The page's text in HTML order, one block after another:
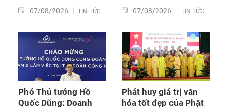
07/08/2026 TIN TỨC 07/08/2026 TIN TỨC
Phó Thủ tướng Hồ
Quốc Dũng: Doanh
Phát huy giá trị văn
hóa tốt đẹp của Phật